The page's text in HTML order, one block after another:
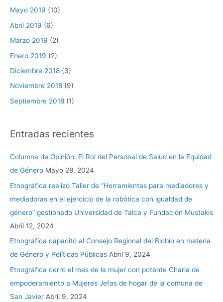
Mayo 2019 (10)
Abril 2019 (6)
Marzo 2019 (2)
Enero 2019 (2)
Diciembre 2018 (3)
Noviembre 2018 (9)
Septiembre 2018 (1)
Entradas recientes
Columna de Opinión: El Rol del Personal de Salud en la Equidad
de Género Mayo 28, 2024
Etnográfica realizó Taller de “Herramientas para mediadores y
mediadoras en el ejercicio de la robótica con igualdad de
género” gestionado Universidad de Talca y Fundación Mustakis
Abril 12, 2024
Etnográfica capacitó al Consejo Regional del Biobío en materia
de Género y Políticas Públicas Abril 9, 2024
Etnográfica cerró el mes de la mujer con potente Charla de
empoderamiento a Mujeres Jefas de hogar de la comuna de
San Javier Abril 9, 2024